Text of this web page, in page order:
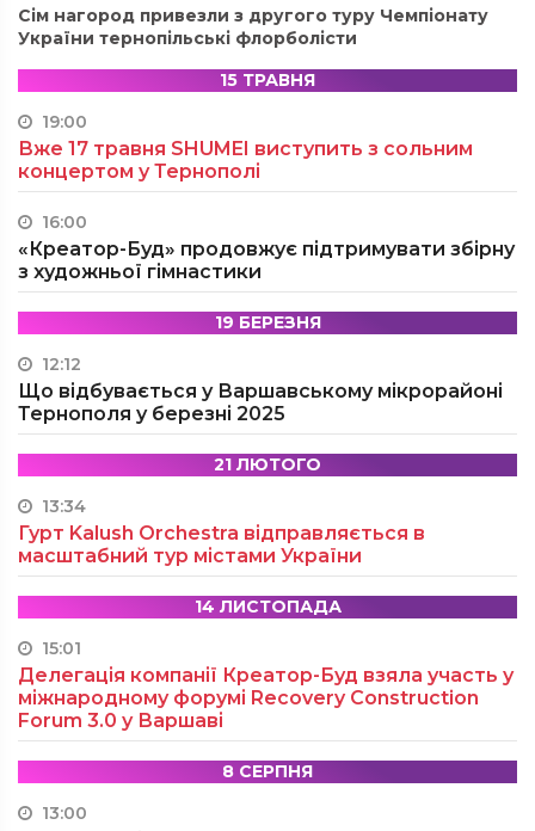
Сім нагород привезли з другого туру Чемпіонату
України тернопільські флорболісти
15 ТРАВНЯ
19:00
Вже 17 травня SHUMEI виступить з сольним
концертом у Тернополі
16:00
«Креатор-Буд» продовжує підтримувати збірну
з художньої гімнастики
19 БЕРЕЗНЯ
12:12
Що відбувається у Варшавському мікрорайоні
Тернополя у березні 2025
21 ЛЮТОГО
13:34
Гурт Kalush Orchestra відправляється в
масштабний тур містами України
14 ЛИСТОПАДА
15:01
Делегація компанії Креатор-Буд взяла участь у
міжнародному форумі Recovery Construction
Forum 3.0 у Варшаві
8 СЕРПНЯ
13:00